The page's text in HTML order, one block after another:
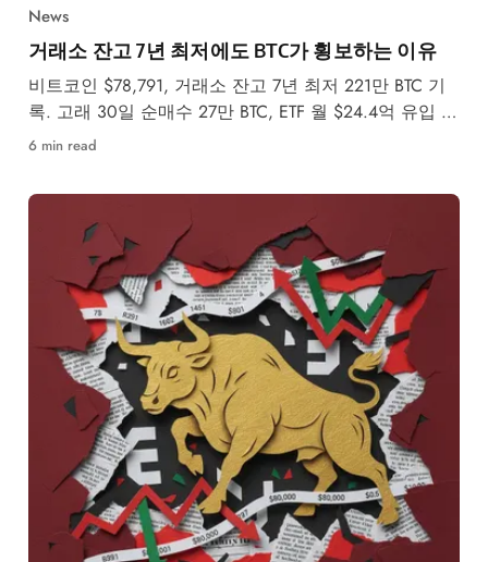
News
거래소 잔고 7년 최저에도 BTC가 횡보하는 이유
비트코인 $78,791, 거래소 잔고 7년 최저 221만 BTC 기
록. 고래 30일 순매수 27만 BTC, ETF 월 $24.4억 유입 속
5월 강세·약세 시나리오를 분석합니다.
6 min read